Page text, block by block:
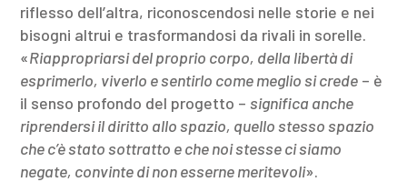
riflesso dell’altra, riconoscendosi nelle storie e nei
bisogni altrui e trasformandosi da rivali in sorelle.
«Riappropriarsi del proprio corpo, della libertà di
esprimerlo, viverlo e sentirlo come meglio si crede – è
il senso profondo del progetto –significa anche
riprendersi il diritto allo spazio, quello stesso spazio
che c’è stato sottratto e che noi stesse ci siamo
negate, convinte di non esserne meritevoli».